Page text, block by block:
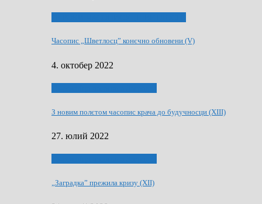
Часопис „Шветлосц” конєчно обновени (V)
4. октобер 2022
З новим полєтом часопис крача до будучносци (XIII)
27. юлий 2022
„Заградка” прежила кризу (XII)